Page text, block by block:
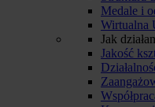
Medale i
Wirtualna
Jak
Jakość